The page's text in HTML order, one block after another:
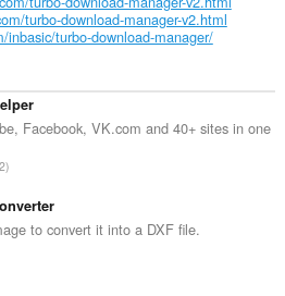
turbo-download-manager-v2.html
inbasic/turbo-download-manager/
Facebook, VK.com and 40+ sites in one
to convert it into a DXF file.